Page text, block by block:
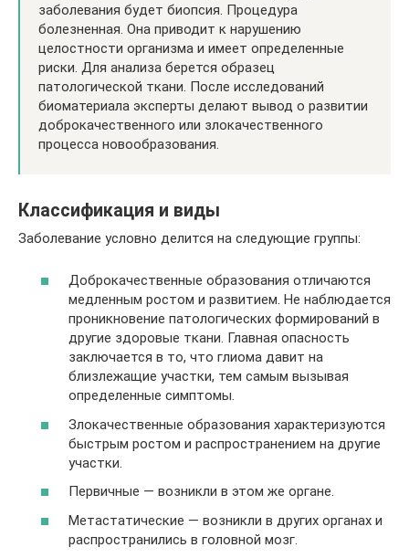
заболевания будет биопсия. Процедура
болезненная. Она приводит к нарушению
целостности организма и имеет определенные
риски. Для анализа берется образец
патологической ткани. После исследований
биоматериала эксперты делают вывод о развитии
доброкачественного или злокачественного
процесса новообразования.
Классификация и виды
Заболевание условно делится на следующие группы:
Доброкачественные образования отличаются
медленным ростом и развитием. Не наблюдается
проникновение патологических формирований в
другие здоровые ткани. Главная опасность
заключается в то, что глиома давит на
близлежащие участки, тем самым вызывая
определенные симптомы.
Злокачественные образования характеризуются
быстрым ростом и распространением на другие
участки.
Первичные — возникли в этом же органе.
Метастатические — возникли в других органах и
распространились в головной мозг.